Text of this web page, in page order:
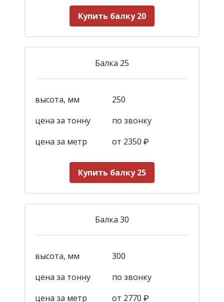
Купить балку 20
Балка 25
высота, мм
250
цена за тонну
по звонку
цена за метр
от 2350 ₽
Купить балку 25
Балка 30
высота, мм
300
цена за тонну
по звонку
цена за метр
от 2770 ₽